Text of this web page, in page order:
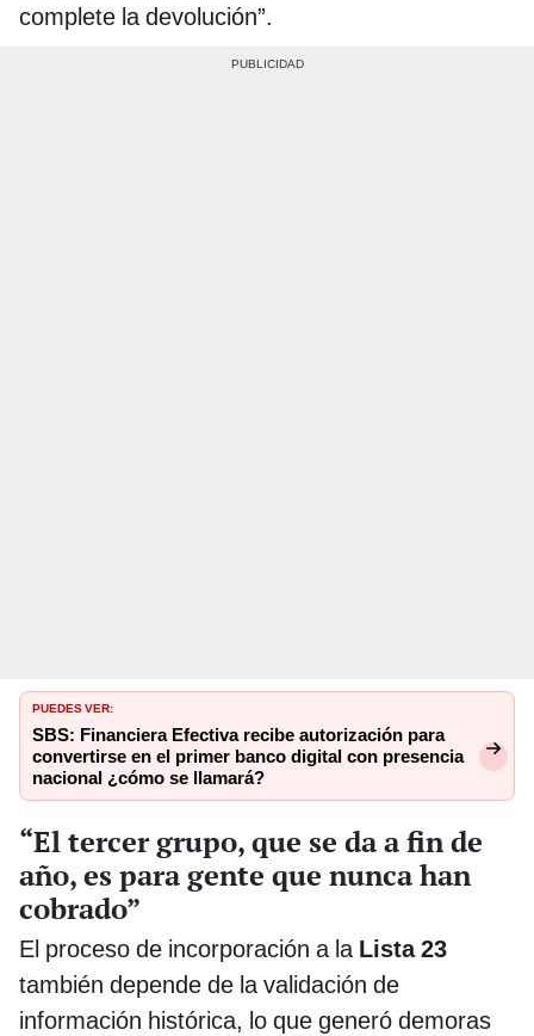
complete la devolución”.
PUEDES VER:
SBS: Financiera Efectiva recibe autorización para
convertirse en el primer banco digital con presencia
nacional ¿cómo se llamará?
“El tercer grupo, que se da a fin de
año, es para gente que nunca han
cobrado”
El proceso de incorporación a la Lista 23
también depende de la validación de
información histórica, lo que generó demoras